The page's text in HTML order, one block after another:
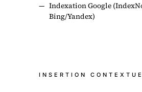
— Indexation Google
Bing/Yandex)
INSERTION